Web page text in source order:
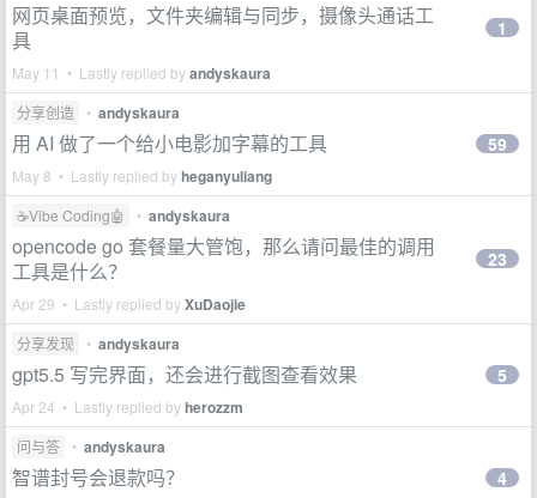
网页桌面预览，文件夹编辑与同步，摄像头通话工
具
May 11 • Lastly replied byandyskaura
1
分享创造 • andyskaura
用 AI 做了一个给小电影加字幕的工具
May 8 • Lastly replied byheganyuliang
59
☕Vibe Coding🤖 • andyskaura
opencode go 套餐量大管饱，那么请问最佳的调用
工具是什么？
Apr 29 • Lastly replied byXuDaojie
23
分享发现 • andyskaura
gpt5.5 写完界面，还会进行截图查看效果
Apr 24 • Lastly replied byherozzm
5
问与答 • andyskaura
智谱封号会退款吗？ 4